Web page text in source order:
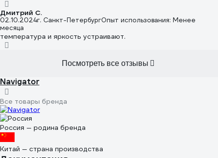
Дмитрий С.
02.10.2024г. Санкт-ПетербургОпыт использования: Менее
месяца
температура и яркость устраивают.
Посмотреть все отзывы
Navigator
Все товары бренда
Россия — родина бренда
Китай — страна производства